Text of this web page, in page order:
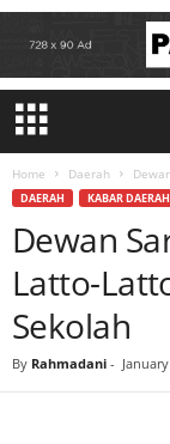
Home Daerah
DAERAH KABAR DAERAH
Dewan
Latto-
Sekolah
By Rahmadani -